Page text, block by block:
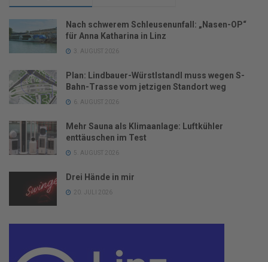
Nach schwerem Schleusenunfall: „Nasen-OP“
für Anna Katharina in Linz
3. AUGUST 2026
Plan: Lindbauer-Würstlstandl muss wegen S-
Bahn-Trasse vom jetzigen Standort weg
6. AUGUST 2026
Mehr Sauna als Klimaanlage: Luftkühler
enttäuschen im Test
5. AUGUST 2026
Drei Hände in mir
20. JULI 2026